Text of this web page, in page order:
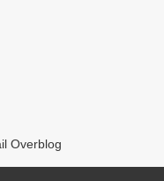
Overblog